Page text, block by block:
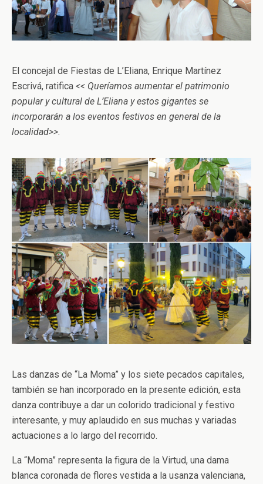
El concejal de Fiestas de L’Eliana, Enrique Martínez
Escrivá, ratifica << Queríamos aumentar el patrimonio
popular y cultural de L’Eliana y estos gigantes se
incorporarán a los eventos festivos en general de la
localidad>>.
Las danzas de “La Moma” y los siete pecados capitales,
también se han incorporado en la presente edición, esta
danza contribuye a dar un colorido tradicional y festivo
interesante, y muy aplaudido en sus muchas y variadas
actuaciones a lo largo del recorrido.
La “Moma” representa la figura de la Virtud, una dama
blanca coronada de flores vestida a la usanza valenciana,